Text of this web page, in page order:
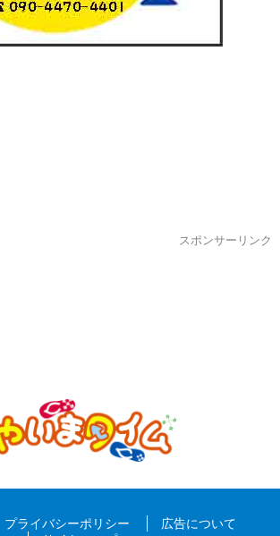
スポンサーリンク
プライバシーポリシー
広告について